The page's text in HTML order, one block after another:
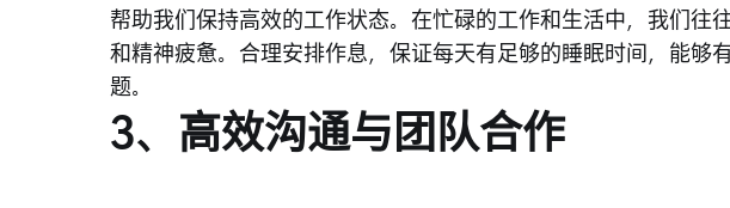
帮助我们保持高效的工作状态。在忙碌的工作和生活中，我们往
和精神疲惫。合理安排作息，保证每天有足够的睡眠时间，能够
题。
3、高效沟通与团队合作